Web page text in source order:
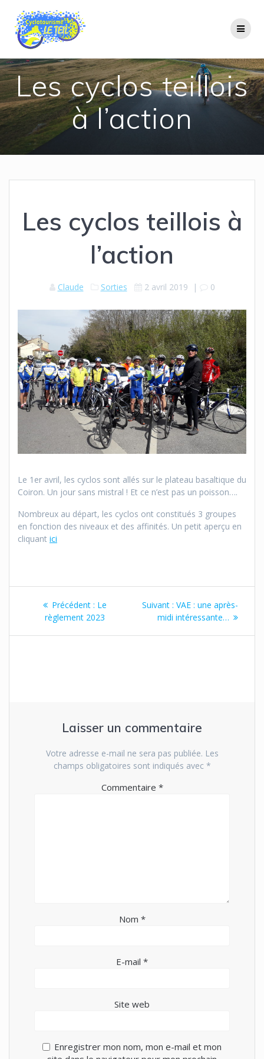
Les cyclos teillois
à l’action
Les cyclos teillois à
l’action
Claude Sorties 2 avril 2019 | 0
Le 1er avril, les cyclos sont allés sur le plateau basaltique du
Coiron. Un jour sans mistral ! Et ce n’est pas un poisson….
Nombreux au départ, les cyclos ont constitués 3 groupes
en fonction des niveaux et des affinités. Un petit aperçu en
cliquant ici
Navigation
Précédent : Article
précédent
Le
règlement 2023
Suivant : Article
suivant
VAE : une après-
midi intéressante…
Laisser un commentaire
Votre adresse e-mail ne sera pas publiée. Les
champs obligatoires sont indiqués avec *
Commentaire *
Nom *
E-mail *
Site web
Enregistrer mon nom, mon e-mail et mon